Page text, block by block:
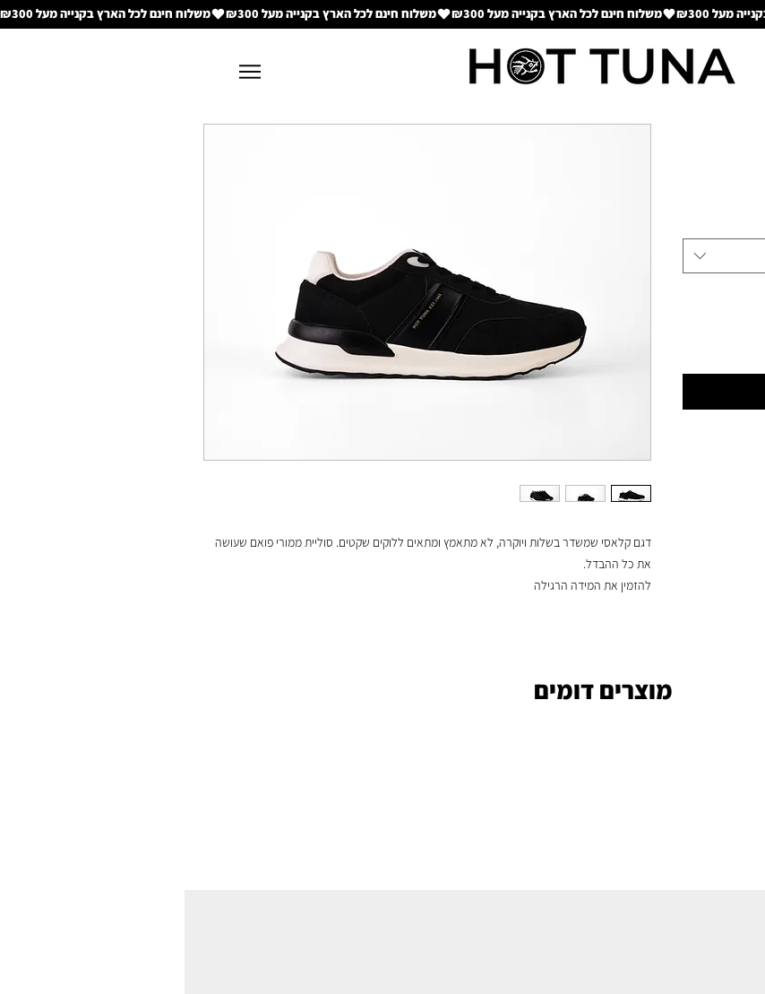
משלוח חינם לכל הארץ בקנייה מעל ₪300
דגם קלאסי שמשדר בשלות ויוקרה, לא מתאמץ ומתאים ללוקים שקטים. סוליית ממורי פואם שעושה
את כל ההבדל.
להזמין את המידה הרגילה
מוצרים דומים